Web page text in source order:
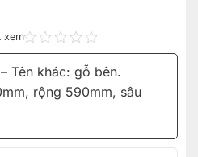
Tên khác: gỗ bên.
rộng 590mm, sâu